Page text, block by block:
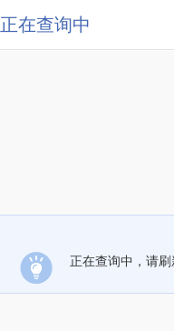
正在查询中
正在查询中，请